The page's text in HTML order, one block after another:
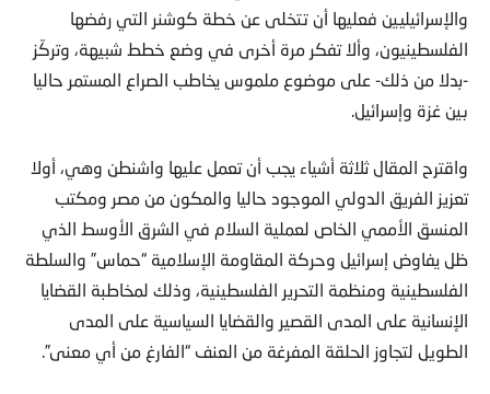
والإسرائيليين فعليها أن تتخلى عن خطة كوشنر التي رفضها
الفلسطينيون، وألا تفكر مرة أخرى في وضع خطط شبيهة، وتركّز
-بدلا من ذلك- على موضوع ملموس يخاطب الصراع المستمر حاليا
بين غزة وإسرائيل.
واقترح المقال ثلاثة أشياء يجب أن تعمل عليها واشنطن وهي، أولا
تعزيز الفريق الدولي الموجود حاليا والمكون من مصر ومكتب
المنسق الأممي الخاص لعملية السلام في الشرق الأوسط الذي
ظل يفاوض إسرائيل وحركة المقاومة الإسلامية “حماس” والسلطة
الفلسطينية ومنظمة التحرير الفلسطينية، وذلك لمخاطبة القضايا
الإنسانية على المدى القصير والقضايا السياسية على المدى
الطويل لتجاوز الحلقة المفرغة من العنف “الفارغ من أي معنى”.